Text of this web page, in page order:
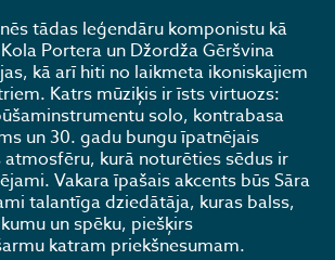
tādas leģendāru komponistu kā
Portera un Džordža Gēršvina
kā arī hiti no laikmeta ikoniskajiem
Katrs mūziķis ir īsts virtuozs:
solo, kontrabasa
un 30. gadu bungu īpatnējais
atmosfēru, kurā noturēties sēdus ir
Vakara īpašais akcents būs Sāra
talantīga dziedātāja, kuras balss,
un spēku, piešķirs
katram priekšnesumam.